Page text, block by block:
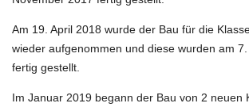
Am 19. April 2018 wurde der Bau für die
wieder aufgenommen und diese wurden am
fertig gestellt.
Im Januar 2019 begann der Bau von 2 neuen